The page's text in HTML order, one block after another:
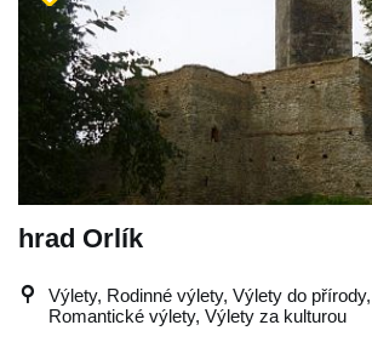
hrad Orlík
Výlety, Rodinné výlety, Výlety do
Romantické výlety, Výlety za kulturou